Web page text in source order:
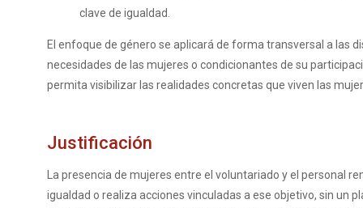
clave de igualdad.
El enfoque de género se aplicará de forma transversal a las
necesidades de las mujeres o condicionantes de su
permita visibilizar las realidades concretas que viven las
Justificación
La presencia de mujeres entre el voluntariado y el personal
igualdad o realiza acciones vinculadas a ese objetivo, sin un